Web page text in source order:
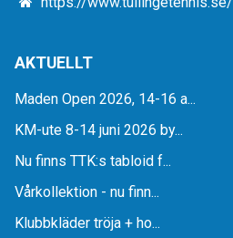
AKTUELLT
Maden Open 2026, 14-16 a...
KM-ute 8-14 juni 2026 by...
Nu finns TTK:s tabloid f...
Vårkollektion - nu finn...
Klubbkläder tröja + ho...